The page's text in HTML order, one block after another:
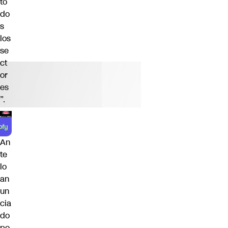
do
s
los
se
ct
or
es
”.
An
te
lo
an
un
cia
do